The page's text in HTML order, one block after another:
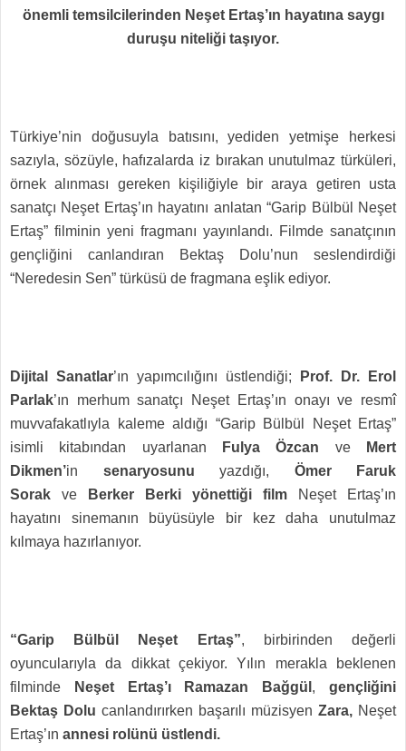
önemli temsilcilerinden Neşet Ertaş’ın hayatına saygı
duruşu niteliği taşıyor.
Türkiye’nin doğusuyla batısını, yediden yetmişe herkesi
sazıyla, sözüyle, hafızalarda iz bırakan unutulmaz türküleri,
örnek alınması gereken kişiliğiyle bir araya getiren usta
sanatçı Neşet Ertaş’ın hayatını anlatan “Garip Bülbül Neşet
Ertaş” filminin yeni fragmanı yayınlandı. Filmde sanatçının
gençliğini canlandıran Bektaş Dolu’nun seslendirdiği
“Neredesin Sen” türküsü de fragmana eşlik ediyor.
Dijital Sanatlar’ın yapımcılığını üstlendiği;
Prof. Dr. Erol
Parlak’ın merhum sanatçı Neşet Ertaş’ın onayı ve resmî
muvvafakatlıyla kaleme aldığı “Garip Bülbül Neşet Ertaş”
isimli kitabından uyarlanan
Fulya Özcan ve
Mert
Dikmen’in senaryosunu yazdığı, Ömer Faruk
Sorak ve Berker Berki yönettiği film
Neşet Ertaş’ın
hayatını sinemanın büyüsüyle bir kez daha unutulmaz
kılmaya hazırlanıyor.
“Garip Bülbül Neşet Ertaş”, birbirinden değerli
oyuncularıyla da dikkat çekiyor.Yılın merakla beklenen
filminde Neşet Ertaş’ı Ramazan Bağgül ,gençliğini
Bektaş Dolu canlandırırken başarılı müzisyen Zara, Neşet
Ertaş’ın annesi rolünü üstlendi.